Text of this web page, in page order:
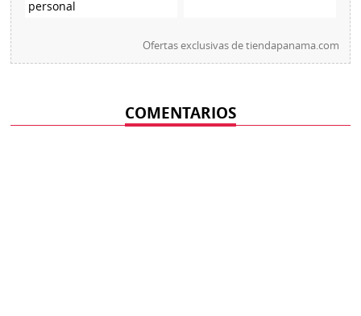
personal
Ofertas exclusivas detiendapanama.com
COMENTARIOS